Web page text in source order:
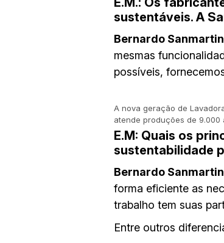
sustentáveis. A
Bernardo
mesmas
possíveis,
A nova geração de
atende produções de
E.M: Quais os
sustentabilidade
Bernardo
forma eficiente as
trabalho tem suas
Entre outros